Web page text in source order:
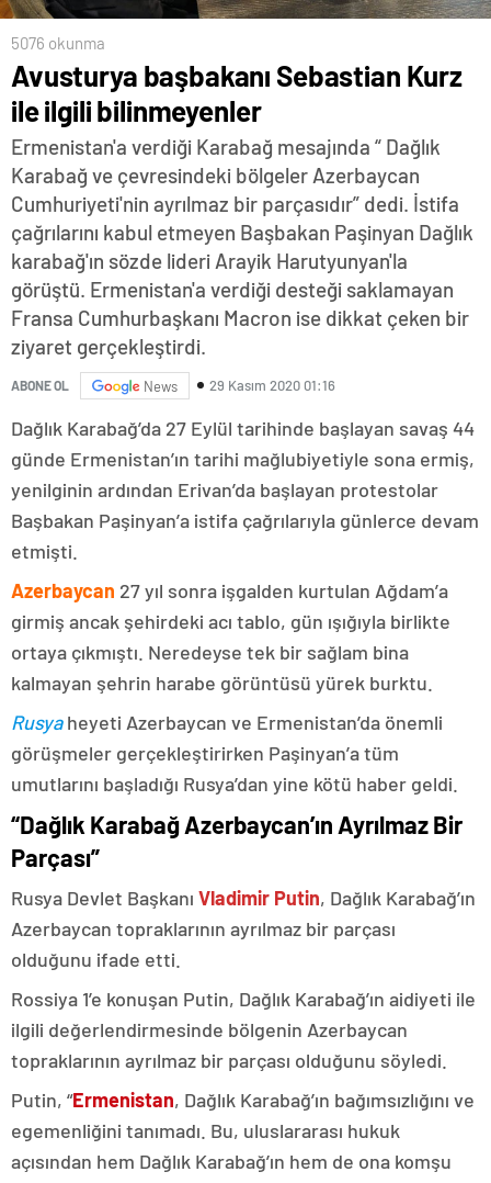
5076 okunma
Avusturya başbakanı Sebastian Kurz
ile ilgili bilinmeyenler
Ermenistan'a verdiği Karabağ mesajında “ Dağlık
Karabağ ve çevresindeki bölgeler Azerbaycan
Cumhuriyeti'nin ayrılmaz bir parçasıdır” dedi. İstifa
çağrılarını kabul etmeyen Başbakan Paşinyan Dağlık
karabağ'ın sözde lideri Arayik Harutyunyan'la
görüştü. Ermenistan'a verdiği desteği saklamayan
Fransa Cumhurbaşkanı Macron ise dikkat çeken bir
ziyaret gerçekleştirdi.
ABONE OL News 29 Kasım 2020 01:16
Dağlık Karabağ’da 27 Eylül tarihinde başlayan savaş 44
günde Ermenistan’ın tarihi mağlubiyetiyle sona ermiş,
yenilginin ardından Erivan’da başlayan protestolar
Başbakan Paşinyan’a istifa çağrılarıyla günlerce devam
etmişti.
Azerbaycan 27 yıl sonra işgalden kurtulan Ağdam’a
girmiş ancak şehirdeki acı tablo, gün ışığıyla birlikte
ortaya çıkmıştı. Neredeyse tek bir sağlam bina
kalmayan şehrin harabe görüntüsü yürek burktu.
Rusyaheyeti Azerbaycan ve Ermenistan’da önemli
görüşmeler gerçekleştirirken Paşinyan’a tüm
umutlarını başladığı Rusya’dan yine kötü haber geldi.
“Dağlık Karabağ Azerbaycan’ın Ayrılmaz Bir
Parçası”
Rusya Devlet Başkanı Vladimir Putin, Dağlık Karabağ’ın
Azerbaycan topraklarının ayrılmaz bir parçası
olduğunu ifade etti.
Rossiya 1’e konuşan Putin, Dağlık Karabağ’ın aidiyeti ile
ilgili değerlendirmesinde bölgenin Azerbaycan
topraklarının ayrılmaz bir parçası olduğunu söyledi.
Putin, “Ermenistan, Dağlık Karabağ’ın bağımsızlığını ve
egemenliğini tanımadı. Bu, uluslararası hukuk
açısından hem Dağlık Karabağ’ın hem de ona komşu